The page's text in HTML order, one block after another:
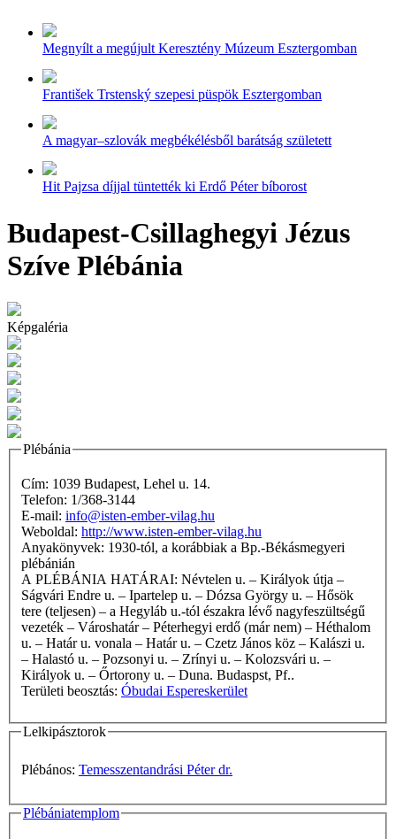
Megnyílt a megújult Keresztény Múzeum Esztergomban
František Trstenský szepesi püspök Esztergomban
A magyar–szlovák megbékélésből barátság született
Hit Pajzsa díjjal tüntették ki Erdő Péter bíborost
Budapest-Csillaghegyi Jézus
Szíve Plébánia
Képgaléria
Plébánia
Cím: 1039 Budapest, Lehel u. 14.
Telefon: 1/368-3144
E-mail: info@isten-ember-vilag.hu
Weboldal: http://www.isten-ember-vilag.hu
Anyakönyvek: 1930-tól, a korábbiak a Bp.-Békásmegyeri
plébánián
A PLÉBÁNIA HATÁRAI: Névtelen u. – Királyok útja –
Ságvári Endre u. – Ipartelep u. – Dózsa György u. – Hősök
tere (teljesen) – a Hegyláb u.-tól északra lévő nagyfeszültségű
vezeték – Városhatár – Péterhegyi erdő (már nem) – Héthalom
u. – Határ u. vonala – Határ u. – Czetz János köz – Kalászi u.
– Halastó u. – Pozsonyi u. – Zrínyi u. – Kolozsvári u. –
Királyok u. – Őrtorony u. – Duna. Budaspst, Pf..
Területi beosztás: Óbudai Espereskerület
Lelkipásztorok
Plébános: Temesszentandrási Péter dr.
Plébániatemplom